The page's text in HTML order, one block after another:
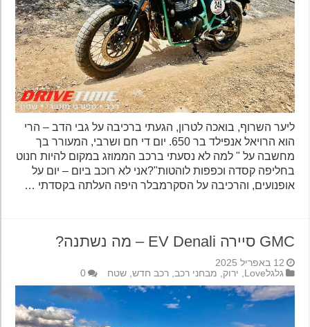
ליער השרוף, בואכה לטרון, הגעתי ברכיבה על גבי הדב – הרי
הוא הרויאל אנפילד בר 650. יום די חם ושרבי, המעורר בך
מחשבה על " למה לא נסעתי ברכב הממוזג במקום להיות חנוט
בחליפה קסדה וכפפות לוהטות"?אני לא רוכב ביום – יום על
אופנועים, והרכיבה על הסקרמבלר היפה העלתה בקסדתי …
GMC סיירה EV Denali – מה נשתנה?
12 באפריל 2025
גלגלLove
,ירוק,מבחני רכב,רכב חדש,שטח 0